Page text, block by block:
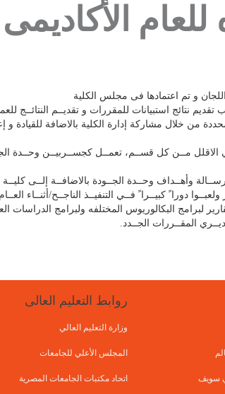
الأكاديمى 2022/2023
و تم اعتمادها فى مجلس الكلية
نتائج استبيانات للمقررات و تقديــم النتائــج
من خلال مشاركة إدارة الكلية بالاضافة للقيادة و
مــن كل قســم، تعمــل كجســربيــن وحــدة
وأهــداف وحــدة الجــودة بالاضافــة إلــى
دورا ً كبيــرا ً فــي التنفيــذ الناجــح/أثنــاء العــام 2023
لبرامج البكالوريوس المختلفه ولبرامج الدراسات
المقــررات الجــدد.
سويف
روابط التعليم العالى
وزارة التعليم العالي
المجلس الأعلي للجامعات
اتحاد مكتبات الجامعات المصرية